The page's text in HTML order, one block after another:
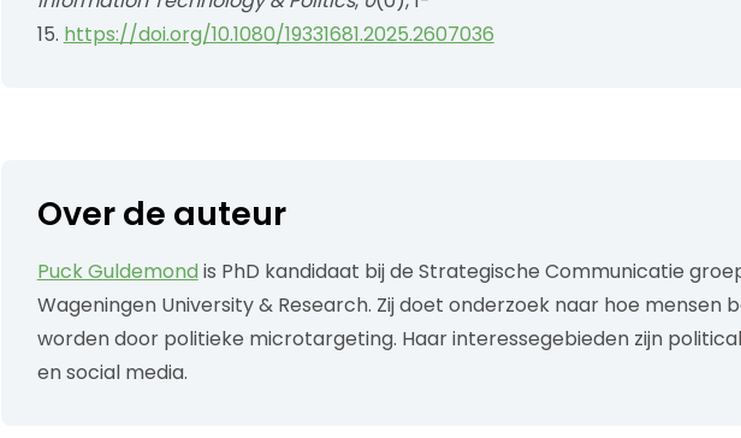
15. https://doi.org/10.1080/19331681.2025.2607036
Over de auteur
Puck Guldemond is PhD kandidaat bij de Strategische Communicatie
Wageningen University & Research. Zij doet onderzoek naar hoe mensen
worden door politieke microtargeting. Haar interessegebieden zijn
en social media.